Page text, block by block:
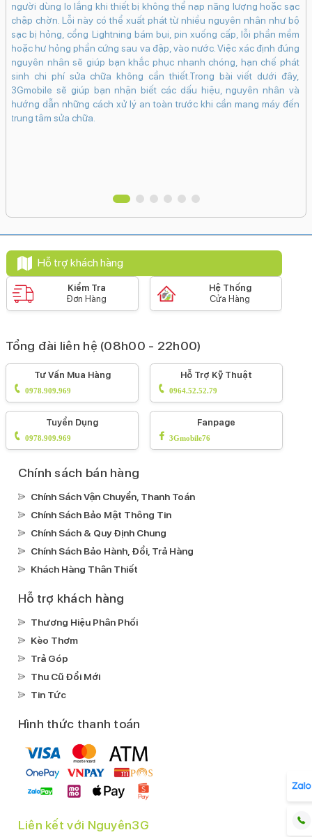
Mặt kính cảm ứng:
Kính cường lực Ceramic Shield 2
Pin & Sạc
Tiện ích
Kết nối
Thiết kế & Chất liệu
Hỗ trợ sạc tối đa:
Tiết kiệm pinSạc pin nhanhSạc không dây
MagSafeSạc không dây
Bảo mật nâng cao:
Tính năng đặc biệt:
Âm thanh Dolby AtmosXoá vật thể AIViết
AITrung tâm màn hình (Center Stage)Phát
hiện va chạm (Crash Detection)Màn hình
luôn hiển thị AODKhoanh tròn để tìm
kiếmHDR10+HDR10DCI-P3Công nghệ âm
thanh Dolby Digital PlusCông nghệ hình ảnh
Dolby VisionCông nghệ True ToneCông nghệ
HLGCông nghê âm thanh Dolby DigitalChạm
2 lần sáng màn hìnhLoa kép
Kháng nước, bụi:
IP68
Ghi âm:
MP4AV1HEVC
MP3FLACApple LosslessAPACAAC
SIM:
2 eSIM (hoạt động cùng lúc)
Wifi:
Wi-Fi MIMOWi-Fi 7
iBeacon
người dùng lo lắng khi thiết bị không thể nạp năng lượng hoặc sạc
chập chờn. Lỗi này có thể xuất phát từ nhiều nguyên nhân như bộ
sạc bị hỏng, cổng Lightning bám bụi, pin xuống cấp, lỗi phần mềm
hoặc hư hỏng phần cứng sau va đập, vào nước. Việc xác định đúng
nguyên nhân sẽ giúp bạn khắc phục nhanh chóng, hạn chế phát
sinh chi phí sửa chữa không cần thiết.Trong bài viết dưới đây,
3Gmobile sẽ giúp bạn nhận biết các dấu hiệu, nguyên nhân và
hướng dẫn những cách xử lý an toàn trước khi cần mang máy đến
trung tâm sửa chữa.
Hỗ trợ khách hàng
Kiểm Tra
Đơn Hàng
Hệ Thống
Cửa Hàng
Tổng đài liên hệ (08h00 - 22h00)
Tư Vấn Mua Hàng
0978.909.969
Hỗ Trợ Kỹ Thuật
0964.52.52.79
Tuyển Dụng
0978.909.969
Fanpage
3Gmobile76
Chính sách bán hàng
Chính Sách Vận Chuyển, Thanh Toán
Chính Sách Bảo Mật Thông Tin
Chính Sách & Quy Định Chung
Chính Sách Bảo Hành, Đổi, Trả Hàng
Khách Hàng Thân Thiết
Hỗ trợ khách hàng
Thương Hiệu Phân Phối
Kèo Thơm
Trả Góp
Thu Cũ Đổi Mới
Tin Tức
Hình thức thanh toán
Liên kết với Nguyên3G